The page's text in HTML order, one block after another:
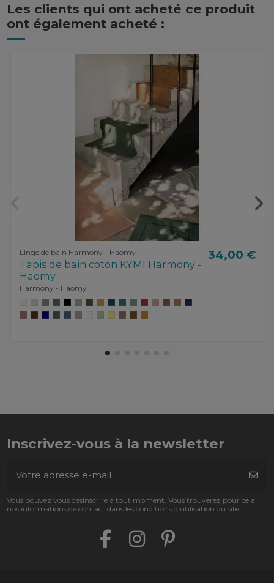
Les clients qui ont acheté ce produit
ont également acheté :
Linge de bain Harmony - Haomy
Tapis de bain coton KYMI Harmony -
Haomy
Harmony - Haomy
34,00 €
Inscrivez-vous à la newsletter
Vous pouvez vous désinscrire à tout moment. Vous trouverez pour cela
nos informations de contact dans les conditions d'utilisation du site.